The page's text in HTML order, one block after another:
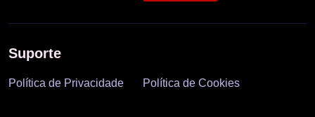
Suporte
Política de Privacidade Política de Cookies